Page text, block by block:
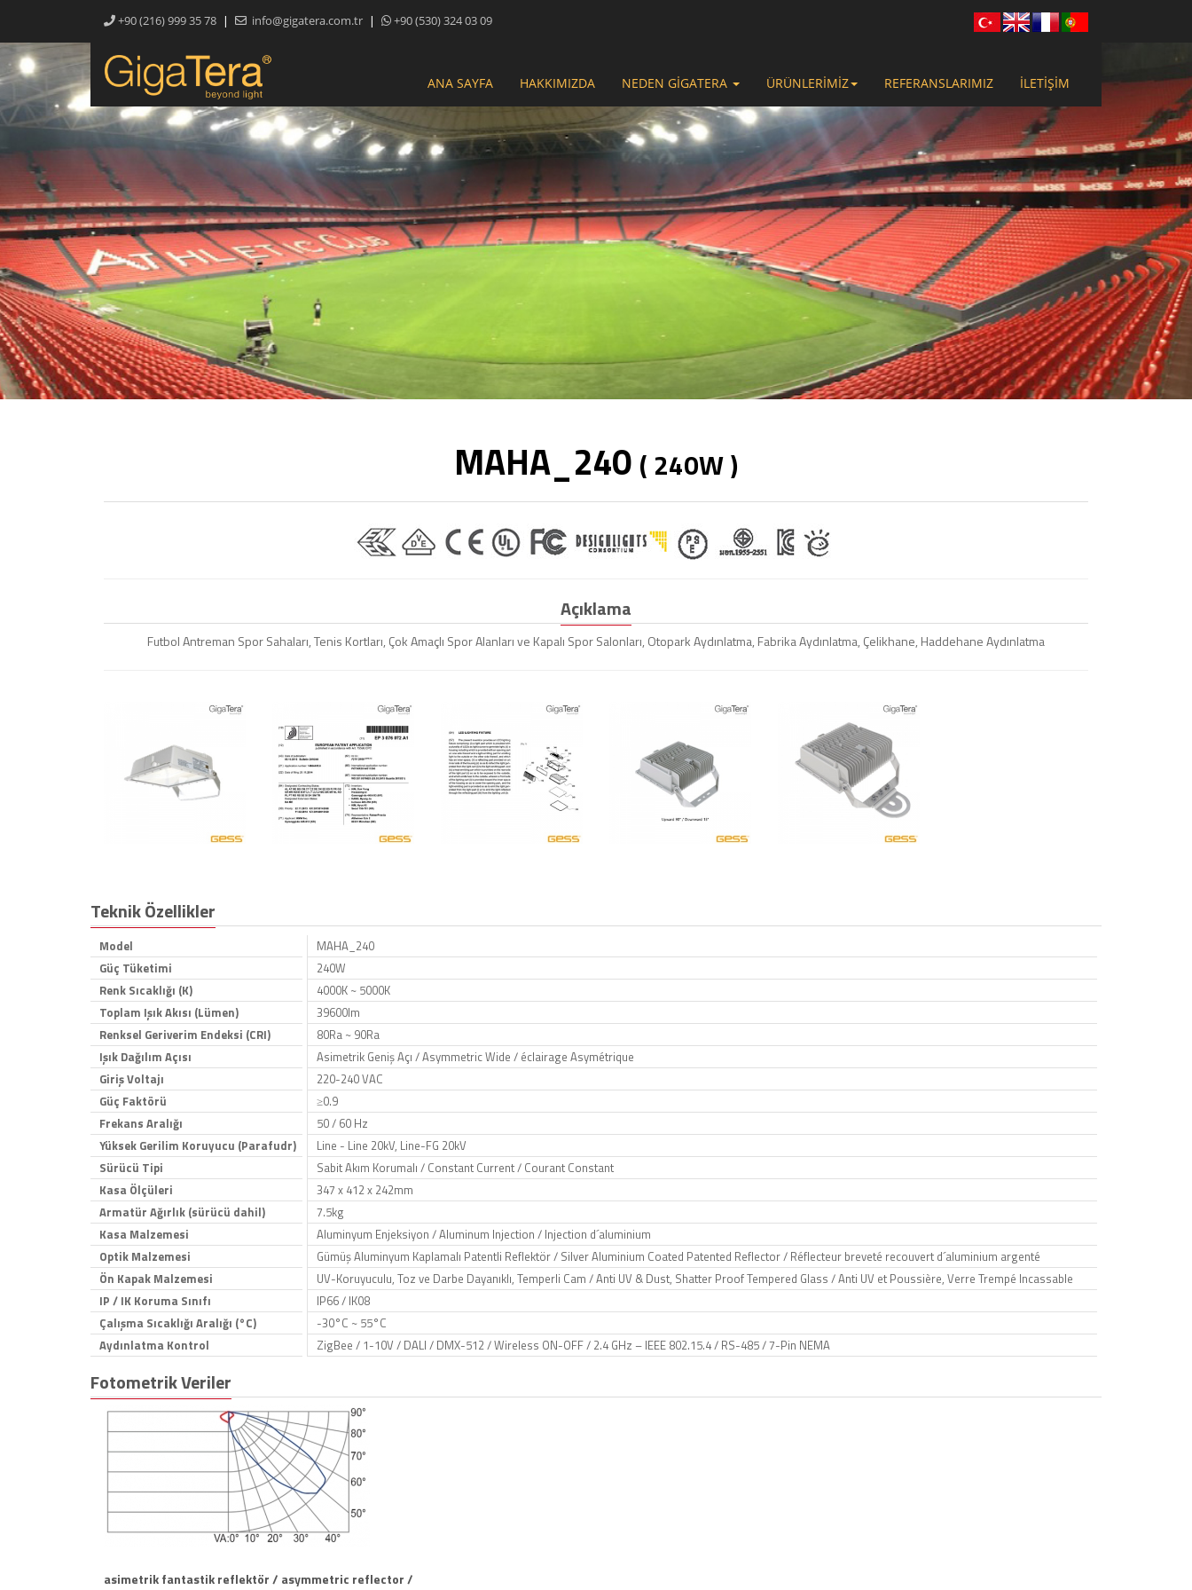
+90 (216) 999 35 78 | info@gigatera.com.tr | +90 (530) 324 03 09
ANA SAYFA HAKKIMIZDA NEDEN GİGATERA ÜRÜNLERİMİZ REFERANSLARIMIZ İLETİŞİM
MAHA_240 ( 240W )
Açıklama
Futbol Antreman Spor Sahaları, Tenis Kortları, Çok Amaçlı Spor Alanları ve Kapalı Spor Salonları, Otopark Aydınlatma, Fabrika Aydınlatma, Çelikhane, Haddehane Aydınlatma
Teknik Özellikler
Model
Güç Tüketimi
Renk Sıcaklığı (K)
Toplam Işık Akısı (Lümen)
Renksel Geriverim Endeksi (CRI)
Işık Dağılım Açısı
Giriş Voltajı
Güç Faktörü
Frekans Aralığı
Yüksek Gerilim Koruyucu (Parafudr)
Sürücü Tipi
Kasa Ölçüleri
Armatür Ağırlık (sürücü dahil)
Kasa Malzemesi
Optik Malzemesi
Ön Kapak Malzemesi
IP / IK Koruma Sınıfı
Çalışma Sıcaklığı Aralığı (°C)
Aydınlatma Kontrol
MAHA_240
240W
4000K ~ 5000K
39600lm
80Ra ~ 90Ra
Asimetrik Geniş Açı / Asymmetric Wide / éclairage Asymétrique
220-240 VAC
≥0.9
50 / 60 Hz
Line - Line 20kV, Line-FG 20kV
Sabit Akım Korumalı / Constant Current / Courant Constant
347 x 412 x 242mm
7.5kg
Aluminyum Enjeksiyon / Aluminum Injection / Injection d´aluminium
Gümüş Aluminyum Kaplamalı Patentli Reflektör / Silver Aluminium Coated Patented Reflector / Réflecteur breveté recouvert d´aluminium argenté
UV-Koruyuculu, Toz ve Darbe Dayanıklı, Temperli Cam / Anti UV & Dust, Shatter Proof Tempered Glass / Anti UV et Poussière, Verre Trempé Incassable
IP66 / IK08
-30°C ~ 55°C
ZigBee / 1-10V / DALI / DMX-512 / Wireless ON-OFF / 2.4 GHz – IEEE 802.15.4 / RS-485 / 7-Pin NEMA
Fotometrik Veriler
asimetrik fantastik reflektör / asymmetric reflector /